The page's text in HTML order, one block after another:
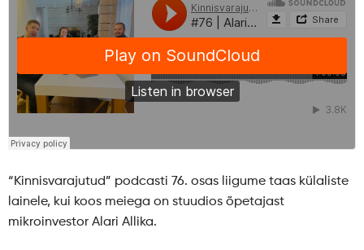
“Kinnisvarajutud” podcasti 76. osas liigume taas külaliste
lainele, kui koos meiega on stuudios õpetajast
mikroinvestor Alari Allika.